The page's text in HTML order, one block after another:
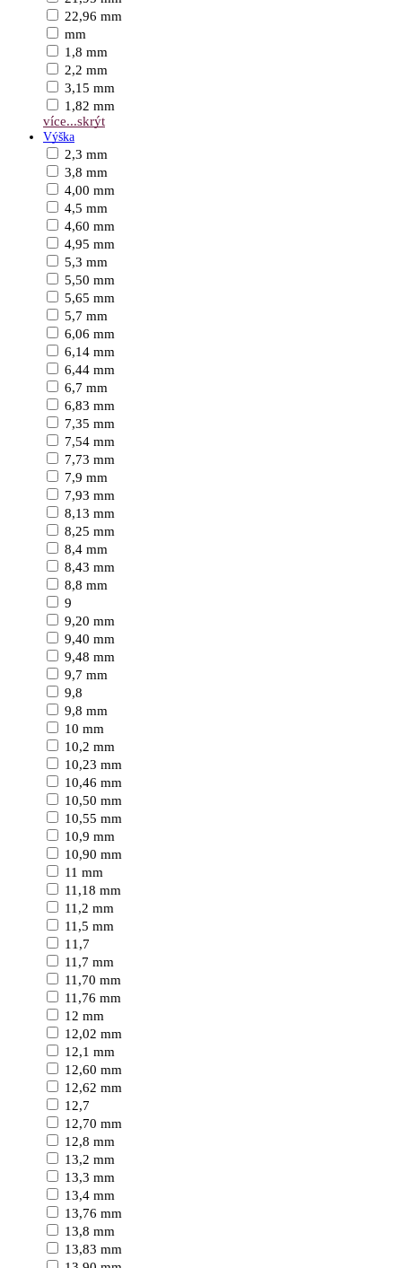
22,96 mm
mm
1,8 mm
2,2 mm
3,15 mm
1,82 mm
více...skrýt
Výška
2,3 mm
3,8 mm
4,00 mm
4,5 mm
4,60 mm
4,95 mm
5,3 mm
5,50 mm
5,65 mm
5,7 mm
6,06 mm
6,14 mm
6,44 mm
6,7 mm
6,83 mm
7,35 mm
7,54 mm
7,73 mm
7,9 mm
7,93 mm
8,13 mm
8,25 mm
8,4 mm
8,43 mm
8,8 mm
9
9,20 mm
9,40 mm
9,48 mm
9,7 mm
9,8
9,8 mm
10 mm
10,2 mm
10,23 mm
10,46 mm
10,50 mm
10,55 mm
10,9 mm
10,90 mm
11 mm
11,18 mm
11,2 mm
11,5 mm
11,7
11,7 mm
11,70 mm
11,76 mm
12 mm
12,02 mm
12,1 mm
12,60 mm
12,62 mm
12,7
12,70 mm
12,8 mm
13,2 mm
13,3 mm
13,4 mm
13,76 mm
13,8 mm
13,83 mm